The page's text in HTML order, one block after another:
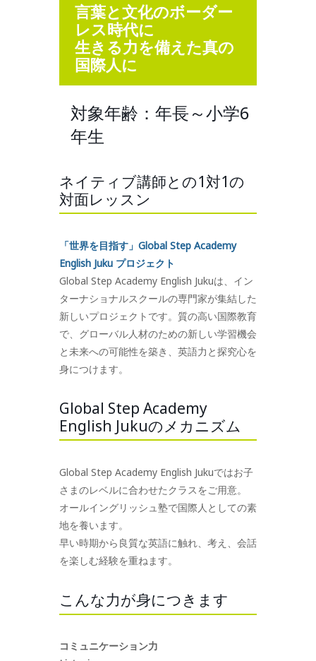
言葉と文化のボーダー
レス時代に
生きる力を備えた真の
国際人に
対象年齢：年長～小学6
年生
ネイティブ講師との1対1の
対面レッスン
「世界を目指す」Global Step Academy
English Juku プロジェクト
Global Step Academy English Jukuは、イン
ターナショナルスクールの専門家が集結した
新しいプロジェクトです。質の高い国際教育
で、グローバル人材のための新しい学習機会
と未来への可能性を築き、英語力と探究心を
身につけます。
Global Step Academy
English Jukuのメカニズム
Global Step Academy English Jukuではお子
さまのレベルに合わせたクラスをご用意。
オールイングリッシュ塾で国際人としての素
地を養います。
早い時期から良質な英語に触れ、考え、会話
を楽しむ経験を重ねます。
こんな力が身につきます
コミュニケーション力